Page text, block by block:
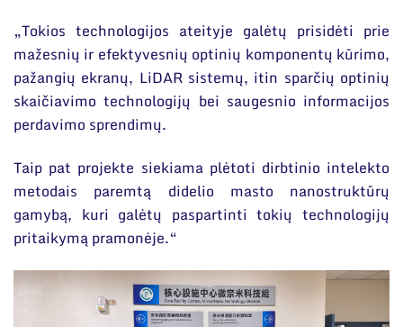
„Tokios technologijos ateityje galėtų prisidėti prie
mažesnių ir efektyvesnių optinių komponentų kūrimo,
pažangių ekranų, LiDAR sistemų, itin sparčių optinių
skaičiavimo technologijų bei saugesnio informacijos
perdavimo sprendimų.
Taip pat projekte siekiama plėtoti dirbtinio intelekto
metodais paremtą didelio masto nanostruktūrų
gamybą, kuri galėtų paspartinti tokių technologijų
pritaikymą pramonėje.“